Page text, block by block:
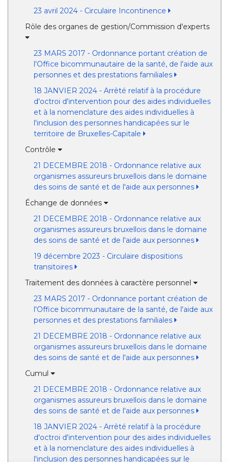
23 avril 2024 - Circulaire Incontinence
Rôle des organes de gestion/Commission d'experts
23 MARS 2017 - Ordonnance portant création de
l'Office bicommunautaire de la santé, de l'aide aux
personnes et des prestations familiales
18 JANVIER 2024 - Arrêté relatif à la procédure
d'octroi d'intervention pour des aides individuelles
et à la nomenclature des aides individuelles à
l'inclusion des personnes handicapées sur le
territoire de Bruxelles-Capitale
Contrôle
21 DECEMBRE 2018 - Ordonnance relative aux
organismes assureurs bruxellois dans le domaine
des soins de santé et de l'aide aux personnes
Échange de données
21 DECEMBRE 2018 - Ordonnance relative aux
organismes assureurs bruxellois dans le domaine
des soins de santé et de l'aide aux personnes
19 décembre 2023 - Circulaire dispositions
transitoires
Traitement des données à caractère personnel
23 MARS 2017 - Ordonnance portant création de
l'Office bicommunautaire de la santé, de l'aide aux
personnes et des prestations familiales
21 DECEMBRE 2018 - Ordonnance relative aux
organismes assureurs bruxellois dans le domaine
des soins de santé et de l'aide aux personnes
Cumul
21 DECEMBRE 2018 - Ordonnance relative aux
organismes assureurs bruxellois dans le domaine
des soins de santé et de l'aide aux personnes
18 JANVIER 2024 - Arrêté relatif à la procédure
d'octroi d'intervention pour des aides individuelles
et à la nomenclature des aides individuelles à
l'inclusion des personnes handicapées sur le